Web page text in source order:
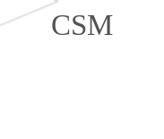
CSM